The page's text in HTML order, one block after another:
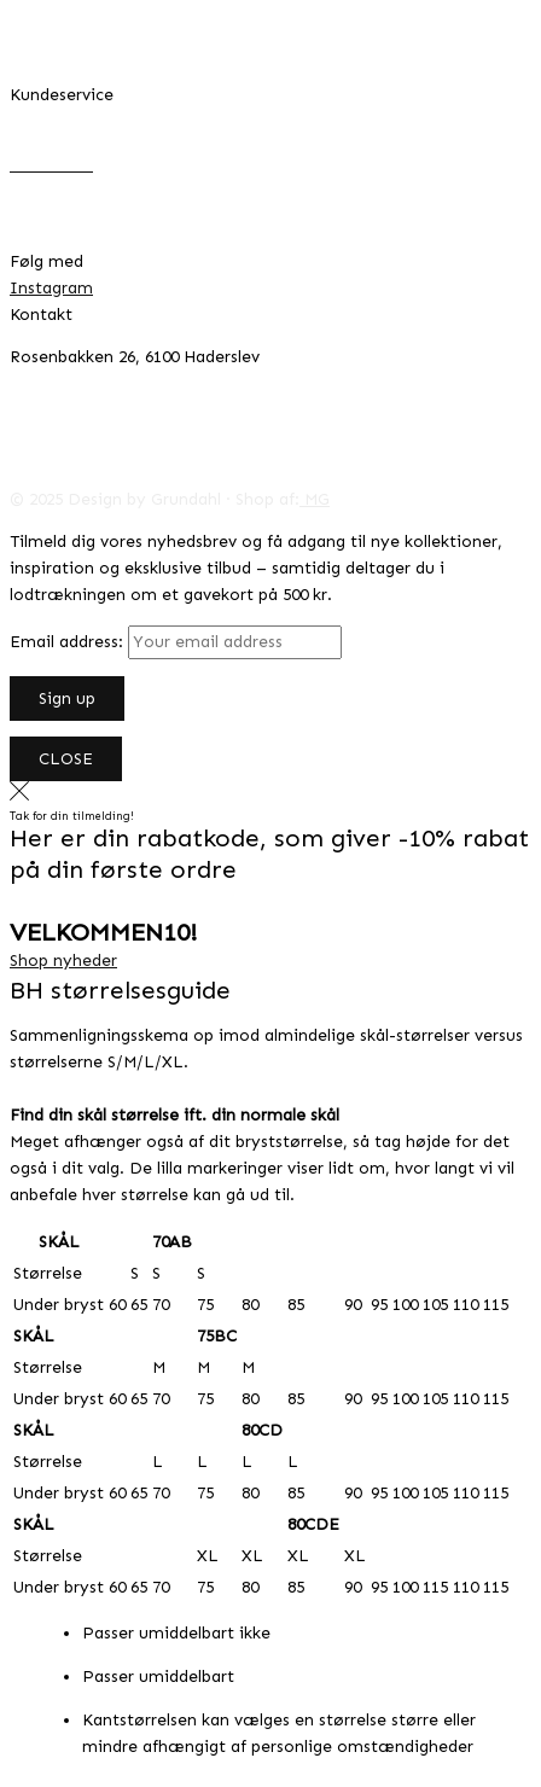
Kundeservice
Følg med
Instagram
Kontakt
Rosenbakken 26, 6100 Haderslev
Tilmeld dig vores nyhedsbrev og få adgang til nye kollektioner,
inspiration og eksklusive tilbud – samtidig deltager du i
lodtrækningen om et gavekort på 500 kr.
Email address:
CLOSE
Tak for din tilmelding!
Her er din rabatkode, som giver -10% rabat
på din første ordre
VELKOMMEN10!
Shop nyheder
BH størrelsesguide
Sammenligningsskema op imod almindelige skål-størrelser versus
størrelserne S/M/L/XL.
Find din skål størrelse ift. din normale skål
Meget afhænger også af dit bryststørrelse, så tag højde for det
også i dit valg. De lilla markeringer viser lidt om, hvor langt vi vil
anbefale hver størrelse kan gå ud til.
SKÅL
70AB
Størrelse
S S
S
Under bryst 60 65 70 75 80 85 90 95 100 105 110 115
SKÅL
75BC
Størrelse
M M
M
Under bryst 60 65 70 75 80 85 90 95 100 105 110 115
SKÅL
80CD
Størrelse
L L L
L
Under bryst 60 65 70 75 80 85 90 95 100 105 110 115
SKÅL
80CDE
Størrelse
XL XL XL
XL
Under bryst 60 65 70 75 80 85 90 95 100 115 110 115
Passer umiddelbart ikke
Passer umiddelbart
Kantstørrelsen kan vælges en størrelse større eller
mindre afhængigt af personlige omstændigheder